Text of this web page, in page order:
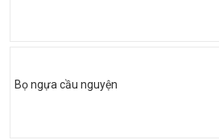
Bọ ngựa cầu nguyện